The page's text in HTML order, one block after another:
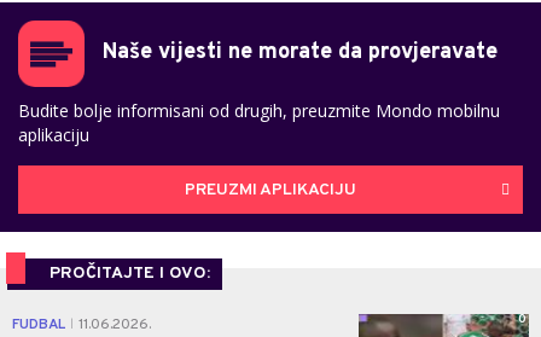
Naše vijesti ne morate da provjeravate
Budite bolje informisani od drugih, preuzmite Mondo mobilnu
aplikaciju
PREUZMI APLIKACIJU
PROČITAJTE I OVO:
FUDBAL 11.06.2026. 0